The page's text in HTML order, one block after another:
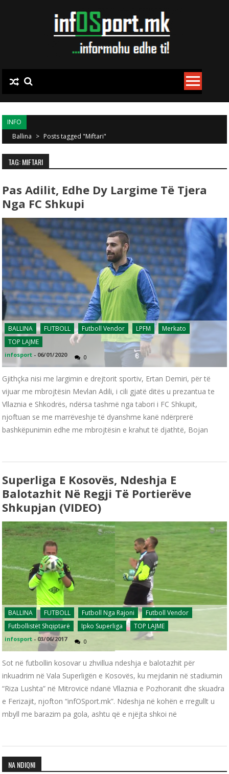
INFO
Ballina > Posts tagged "Miftari"
TAG: MIFTARI
Pas Adilit, Edhe Dy Largime Të Tjera
Nga FC Shkupi
BALLINA FUTBOLL Futboll Vendor LPFM
Merkato
TOP LAJME
infosport - 06/01/2020 0
Gjithçka nisi me largimin e drejtorit sportiv, Ertan Demiri, për të
vijuar me mbrojtësin Mevlan Adili, i cili gjatë ditës u prezantua te
Vllaznia e Shkodrës, ndërsa tashmë nga tabori i FC Shkupit,
njoftuan se me marrëveshje të dyanshme kanë ndërprerë
bashkëpunimin edhe me mbrojtësin e krahut të djathtë, Bojan
Superliga E Kosovës, Ndeshja E
Balotazhit Në Regji Të Portierëve
Shkupjan (VIDEO)
BALLINA FUTBOLL Futboll Nga Rajoni
Futboll Vendor
Futbollistët Shqiptarë
Ipko Superliga TOP LAJME
infosport - 03/06/2017 0
Sot në futbollin kosovar u zhvillua ndeshja e balotazhit për
inkuadrim në Vala Superligën e Kosovës, ku mejdanin në stadiumin
“Riza Lushta” në Mitrovicë ndanë Vllaznia e Pozhoranit dhe skuadra
e Ferizajit, njofton “infOSport.mk”. Ndeshja në kohën e rregullt u
mbyll me barazim pa gola, ashtu që e njëjta shkoi në
NA NDIQNI